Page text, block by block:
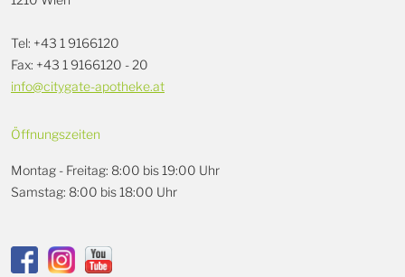
Tel: +43 1 9166120
Fax: +43 1 9166120 - 20
info@citygate-apotheke.at
Öffnungszeiten
Montag - Freitag: 8:00 bis 19:00 Uhr
Samstag: 8:00 bis 18:00 Uhr